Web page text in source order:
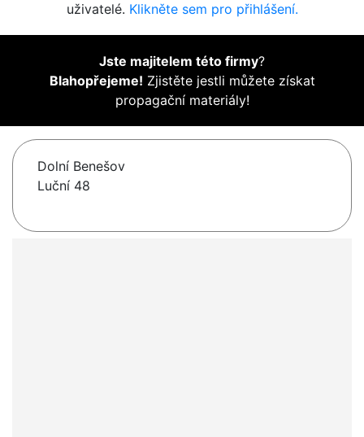
uživatelé. Klikněte sem pro přihlášení.
Jste majitelem této firmy?
Blahopřejeme! Zjistěte jestli můžete získat
propagační materiály!
Dolní Benešov
Luční 48